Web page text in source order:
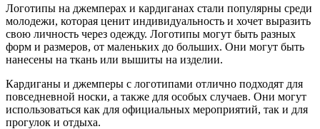
Логотипы на джемперах и кардиганах стали популярны среди
молодежи, которая ценит индивидуальность и хочет выразить
свою личность через одежду. Логотипы могут быть разных
форм и размеров, от маленьких до больших. Они могут быть
нанесены на ткань или вышиты на изделии.
Кардиганы и джемперы с логотипами отлично подходят для
повседневной носки, а также для особых случаев. Они могут
использоваться как для официальных мероприятий, так и для
прогулок и отдыха.